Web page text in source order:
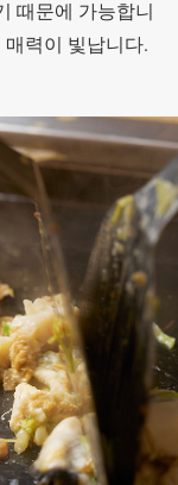
때문에 가능합니
력이 빛납니다.